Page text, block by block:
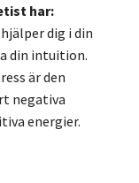
har:
dig i din
din intuition.
är den
negativa
energier.